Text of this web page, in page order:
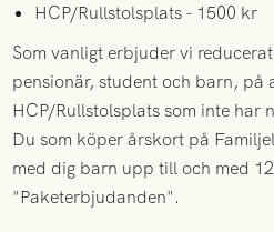
HCP/Rullstolsplats - 1500 kr
Som vanligt erbjuder vi
pensionär, student och barn, på
HCP/Rullstolsplats som inte har
Du som köper årskort på
med dig barn upp till och med
"Paketerbjudanden".